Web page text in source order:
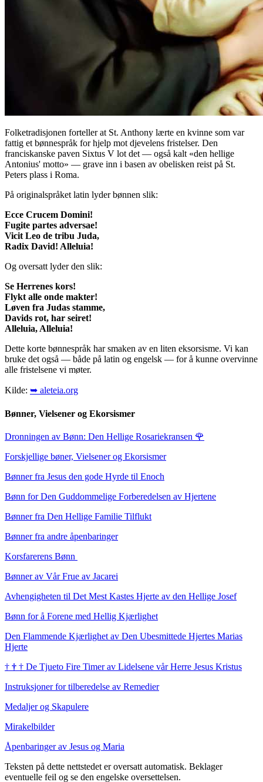
Folketradisjonen forteller at St. Anthony lærte en kvinne som var
fattig et bønnespråk for hjelp mot djevelens fristelser. Den
franciskanske paven Sixtus V lot det — også kalt «den hellige
Antonius' motto» — grave inn i basen av obelisken reist på St.
Peters plass i Roma.
På originalspråket latin lyder bønnen slik:
Ecce Crucem Domini!
Fugite partes adversae!
Vicit Leo de tribu Juda,
Radix David! Alleluia!
Og oversatt lyder den slik:
Se Herrenes kors!
Flykt alle onde makter!
Løven fra Judas stamme,
Davids rot, har seiret!
Alleluia, Alleluia!
Dette korte bønnespråk har smaken av en liten eksorsisme. Vi kan
bruke det også — både på latin og engelsk — for å kunne overvinne
alle fristelsene vi møter.
Kilde: ➥ aleteia.org
Bønner, Vielsener og Ekorsismer
Dronningen av Bønn: Den Hellige Rosariekransen 🌹
Forskjellige bøner, Vielsener og Ekorsismer
Bønner fra Jesus den gode Hyrde til Enoch
Bønn for Den Guddommelige Forberedelsen av Hjertene
Bønner fra Den Hellige Familie Tilflukt
Bønner fra andre åpenbaringer
Korsfarerens Bønn
Bønner av Vår Frue av Jacarei
Avhengigheten til Det Mest Kastes Hjerte av den Hellige Josef
Bønn for å Forene med Hellig Kjærlighet
Den Flammende Kjærlighet av Den Ubesmittede Hjertes Marias
Hjerte
† † † De Tjueto Fire Timer av Lidelsene vår Herre Jesus Kristus
Instruksjoner for tilberedelse av Remedier
Medaljer og Skapulere
Mirakelbilder
Åpenbaringer av Jesus og Maria
Teksten på dette nettstedet er oversatt automatisk. Beklager
eventuelle feil og se den engelske oversettelsen.